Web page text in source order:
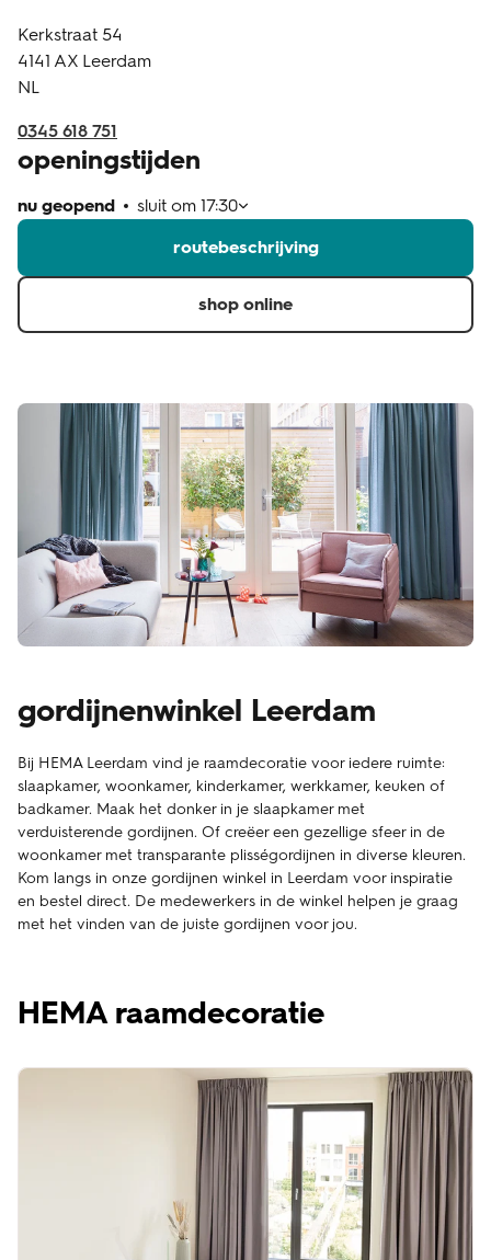
klantenservice
Kerkstraat 54
4141 AX Leerdam
NL
0345 618 751
openingstijden
nu geopend sluit om 17:30
routebeschrijving
shop online
gordijnenwinkel Leerdam
Bij HEMA Leerdam vind je raamdecoratie voor iedere ruimte:
slaapkamer, woonkamer, kinderkamer, werkkamer, keuken of
badkamer. Maak het donker in je slaapkamer met
verduisterende gordijnen. Of creëer een gezellige sfeer in de
woonkamer met transparante plisségordijnen in diverse kleuren.
Kom langs in onze gordijnen winkel in Leerdam voor inspiratie
en bestel direct. De medewerkers in de winkel helpen je graag
met het vinden van de juiste gordijnen voor jou.
HEMA raamdecoratie